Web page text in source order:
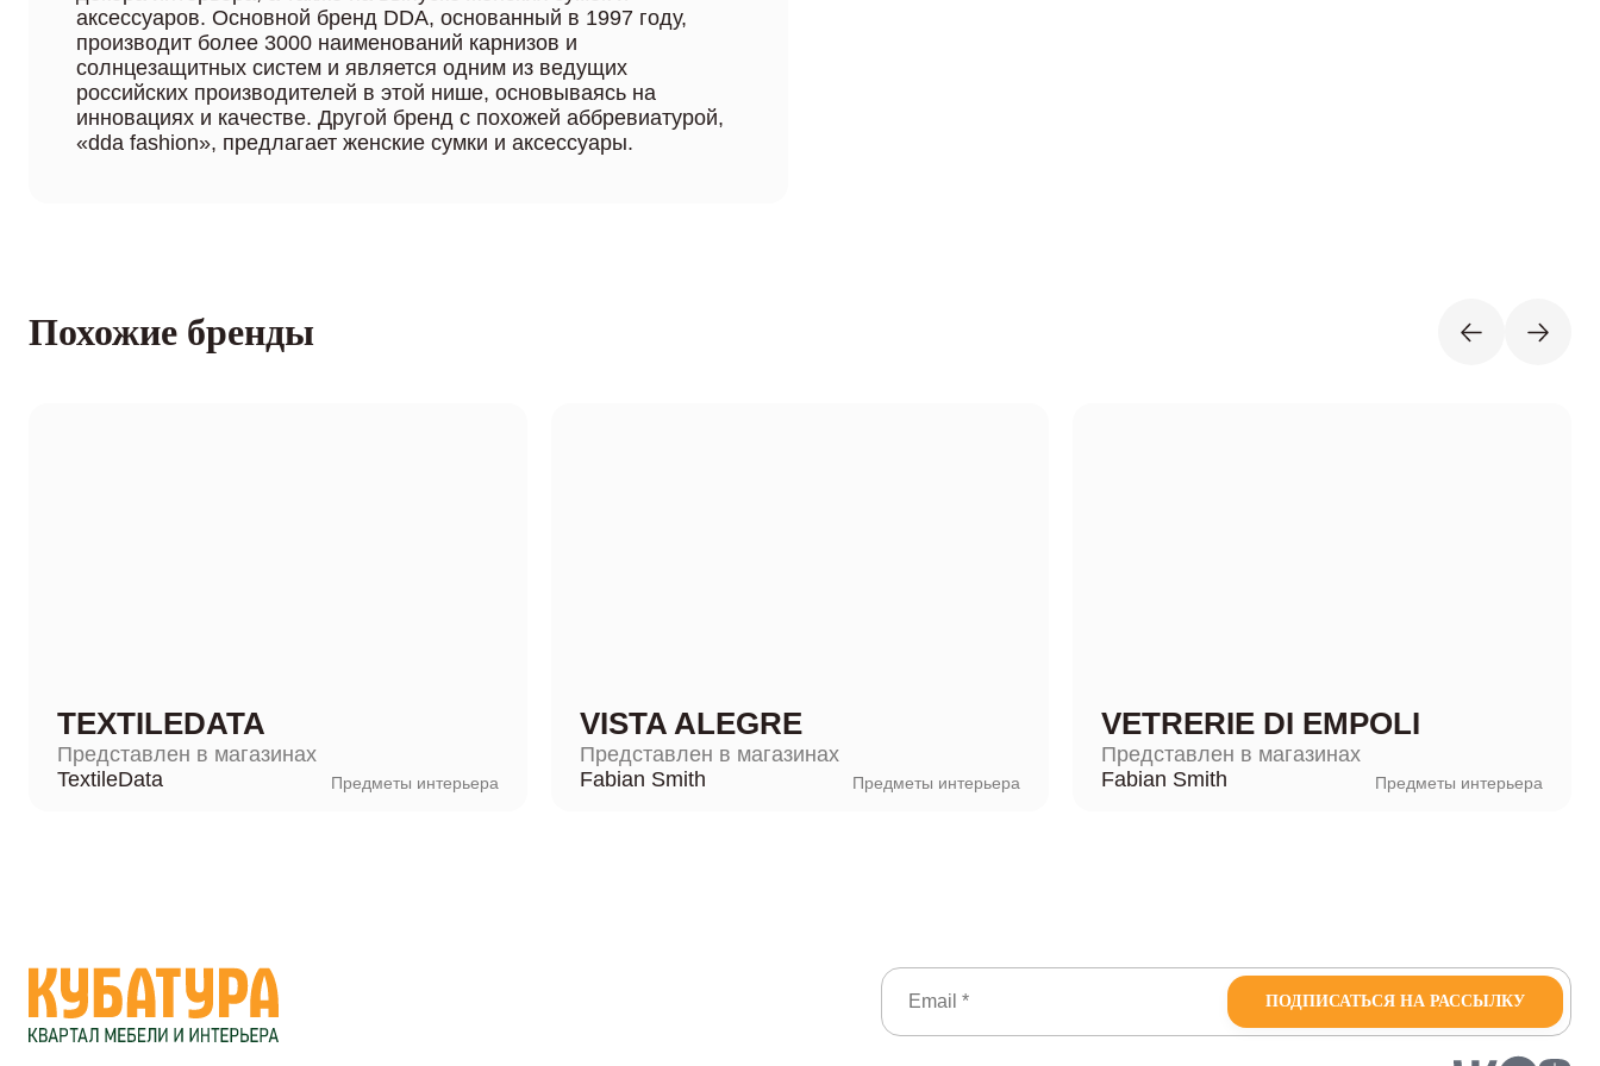
аксессуаров. Основной бренд DDA, основанный в 1997 году,
производит более 3000 наименований карнизов и
солнцезащитных систем и является одним из ведущих
российских производителей в этой нише, основываясь на
инновациях и качестве. Другой бренд с похожей аббревиатурой,
«dda fashion», предлагает женские сумки и аксессуары.
Похожие бренды
TEXTILEDATA
Представлен в магазинах
TextileData
Предметы интерьера
VISTA ALEGRE
Представлен в магазинах
Fabian Smith
Предметы интерьера
VETRERIE DI EMPOLI
Представлен в магазинах
Fabian Smith
Предметы интерьера
ПОДПИСАТЬСЯ НА РАССЫЛКУ